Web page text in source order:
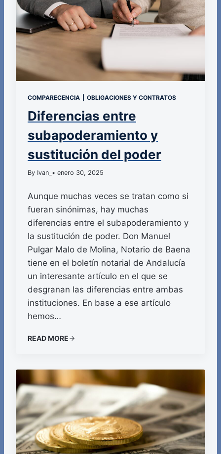
COMPARECENCIA OBLIGACIONES Y CONTRATOS
Diferencias entre
subapoderamiento y
sustitución del poder
By Ivan_ • enero 30, 2025
Aunque muchas veces se tratan como si
fueran sinónimas, hay muchas
diferencias entre el subapoderamiento y
la sustitución de poder. Don Manuel
Pulgar Malo de Molina, Notario de Baena
tiene en el boletín notarial de Andalucía
un interesante artículo en el que se
desgranan las diferencias entre ambas
instituciones. En base a ese artículo
hemos…
READ MORE